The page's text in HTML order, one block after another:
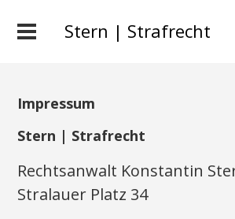
Stern | Strafrecht
Impressum
Stern | Strafrecht
Rechtsanwalt Konstantin
Stralauer Platz 34